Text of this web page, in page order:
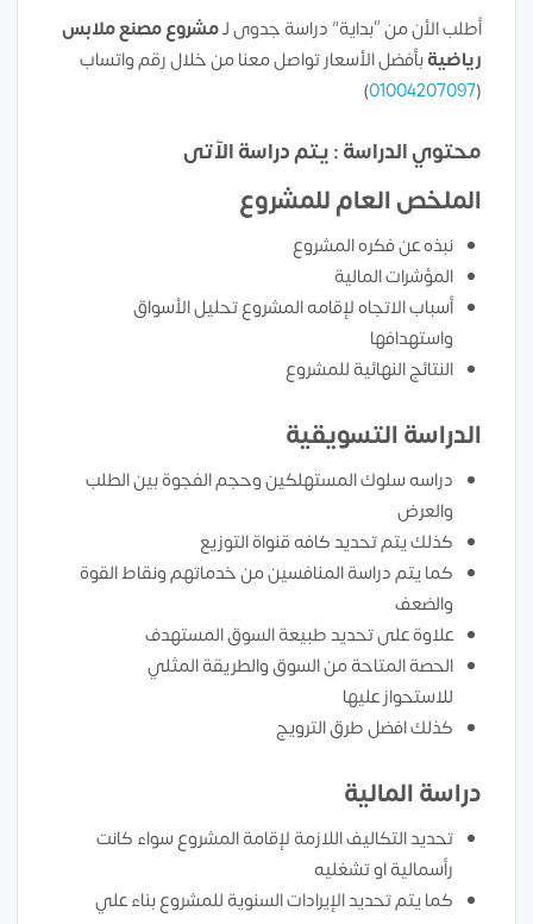
أطلب الأن من “بداية” دراسة جدوى لـمشروع مصنع ملابس
رياضيةبأفضل الأسعار تواصل معنا من خلال رقم واتساب
(
01004207097
)
محتوي الدراسة : يتم دراسة الآتى
الملخص العام للمشروع
نبذه عن فكره المشروع
المؤشرات المالية
أسباب الاتجاه لإقامه المشروع تحليل الأسواق
واستهدافها
النتائج النهائية للمشروع
الدراسة التسويقية
دراسه سلوك المستهلكين وحجم الفجوة بين الطلب
والعرض
كذلك يتم تحديد كافه قنواة التوزيع
كما يتم دراسة المنافسين من خدماتهم ونقاط القوة
والضعف
علاوة على تحديد طبيعة السوق المستهدف
الحصة المتاحة من السوق والطريقة المثلي
للاستحواز عليها
كذلك افضل طرق الترويج
دراسة المالية
تحديد التكاليف اللازمة لإقامة المشروع سواء كانت
رأسمالية او تشغليه
كما يتم تحديد الإيرادات السنوية للمشروع بناء علي